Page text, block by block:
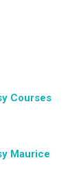
Courses
Maurice